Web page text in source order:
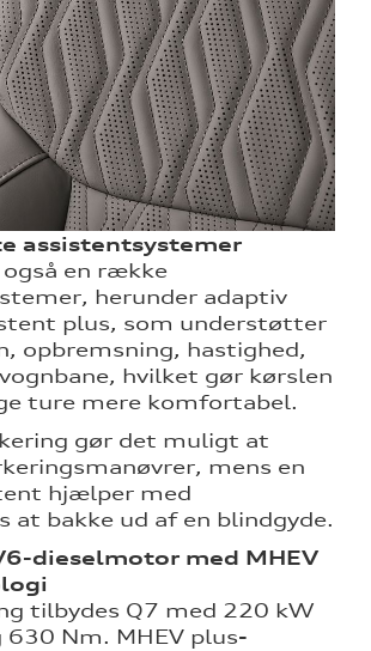
assistentsystemer
en række
herunder adaptiv
plus, som understøtter
opbremsning, hastighed,
hvilket gør kørslen
ture mere komfortabel.
gør det muligt at
mens en
hjælper med
at bakke ud af en blindgyde.
dieselmotor med MHEV
tilbydes Q7 med 220 kW
630 Nm. MHEV plus-